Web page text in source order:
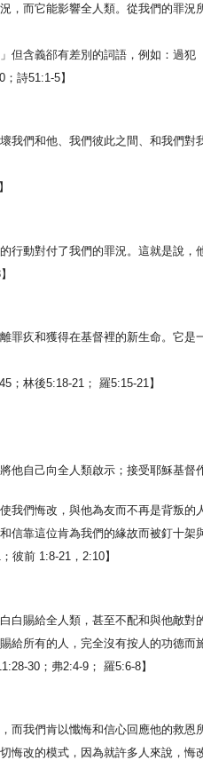
，而它能影響全人類。從我們的罪
但含義郤有差別的詞語，例如：過
詩51:1-5】
我們和他、我們彼此之間、和我們
行動對付了我們的罪況。這就是說
罪疚和獲得在基督裡的新生命。它
；林後5:18-21； 羅5:15-21】
他自己向全人類啟示；接受耶穌基
我們悔改，與他為友而不再是背叛
信靠這位肯為我們的緣故而被釘十
彼前 1:8-21，2:10】
白賜給全人類，甚至不配和與他敵對
給所有的人，完全沒有按人的功德而
30；弗2:4-9； 羅5:6-8】
而我們肯以懺悔和信心回應他的救恩
悔改的模式，因為就許多人來說，